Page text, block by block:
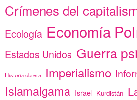
Crímenes del
Ecología Economía
Estados Unidos Guerra
Historia obrera Imperialismo
Islamalgama Israel Kurdistán